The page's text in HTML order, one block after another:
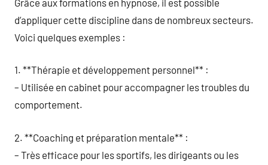
d’appliquer cette discipline dans de nombreux secteurs.
Voici quelques exemples :
1. **Thérapie et développement personnel** :
– Utilisée en cabinet pour accompagner les troubles du
comportement.
2. **Coaching et préparation mentale** :
– Très efficace pour les sportifs, les dirigeants ou les